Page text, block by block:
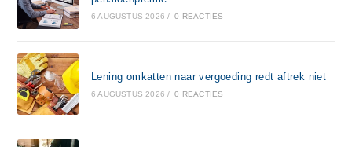
6 AUGUSTUS 2026 / 0 REACTIES
Lening omkatten naar vergoeding redt aftrek niet
6 AUGUSTUS 2026 / 0 REACTIES